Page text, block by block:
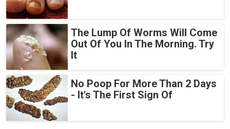
The Lump Of Worms Will Come
Out Of You In The Morning. Try
It
No Poop For More Than 2 Days
- It's The First Sign Of